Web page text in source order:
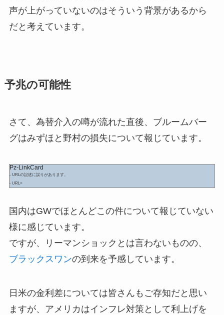
声が上がっていないのはそういう背景があるから
だと考えています。
予兆の可能性
さて、為替介入の噂が流れた直後、ブルームバー
グはみずほと野村の損失について報じています。
Pz-LinkCard
- URLの記述に誤りがあります。
- URL=
国内はGWでほとんどこの件について報じていない
様に感じています。
ですが、リーマンショックとは言わないものの、
ブラックスワンの到来を予感しています。
日米の金利差については皆さんもご存知だと思い
ますが、アメリカはインフレ対策として利上げを